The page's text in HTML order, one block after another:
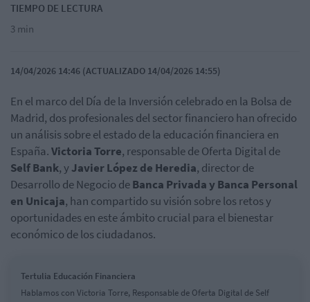
TIEMPO DE LECTURA
3 min
14/04/2026 14:46 (ACTUALIZADO 14/04/2026 14:55)
En el marco del Día de la Inversión celebrado en la Bolsa de
Madrid, dos profesionales del sector financiero han ofrecido
un análisis sobre el estado de la educación financiera en
España.Victoria Torre, responsable de Oferta Digital de
Self Bank, yJavier López de Heredia, director de
Desarrollo de Negocio deBanca Privada y Banca Personal
en Unicaja, han compartido su visión sobre los retos y
oportunidades en este ámbito crucial para el bienestar
económico de los ciudadanos.
Tertulia Educación Financiera
Hablamos con Victoria Torre, Responsable de Oferta Digital de Self